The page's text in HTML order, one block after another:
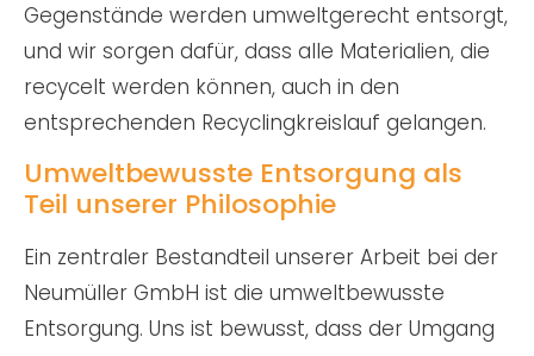
Gegenstände werden umweltgerecht entsorgt,
und wir sorgen dafür, dass alle Materialien, die
recycelt werden können, auch in den
entsprechenden Recyclingkreislauf gelangen.
Umweltbewusste Entsorgung als
Teil unserer Philosophie
Ein zentraler Bestandteil unserer Arbeit bei der
Neumüller GmbH ist die umweltbewusste
Entsorgung. Uns ist bewusst, dass der Umgang